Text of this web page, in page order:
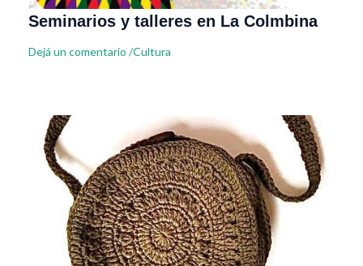
Seminarios y talleres en La Colmbina
Dejá un comentario /Cultura